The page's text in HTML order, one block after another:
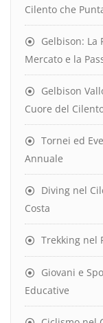
Cilento che
Gelbison: La
Mercato e la
Gelbison
Cuore del
Tornei ed
Annuale
Diving nel
Costa
Trekking nel
Giovani e
Educative